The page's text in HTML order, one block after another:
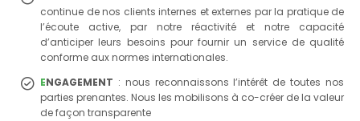
continue de nos clients internes et externes par la pratique de
l’écoute active, par notre réactivité et notre capacité
d’anticiper leurs besoins pour fournir un service de qualité
conforme aux normes internationales.
ENGAGEMENT : nous reconnaissons l’intérêt de toutes nos
parties prenantes. Nous les mobilisons à co-créer de la valeur
de façon transparente